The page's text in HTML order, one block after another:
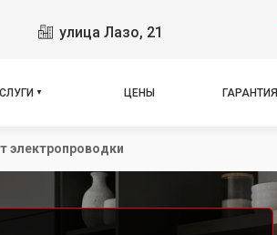
улица Лазо, 21
ЦЕНЫ ГАРАНТИЯ
электропроводки